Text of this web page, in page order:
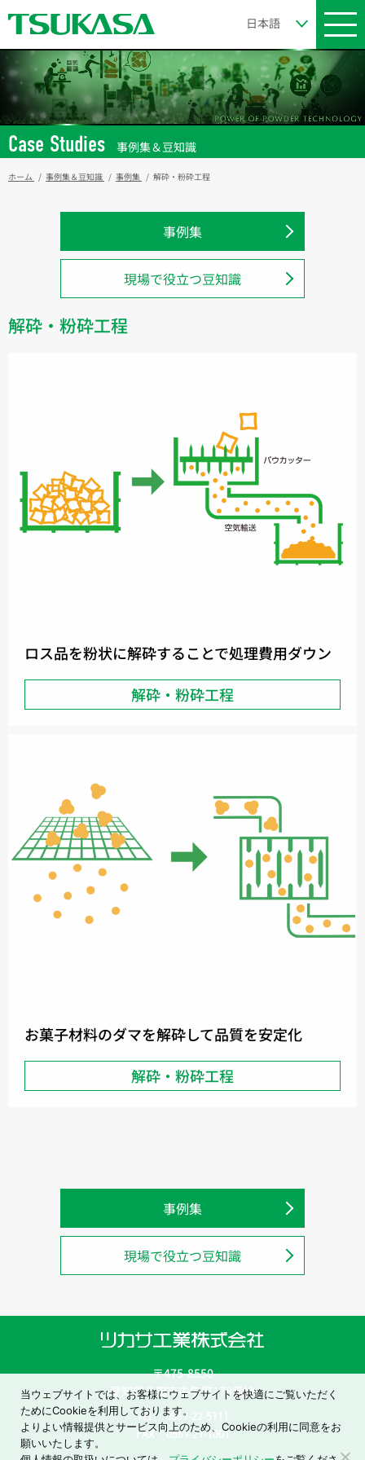
Case Studies 事例集＆豆知識
ホーム 事例集＆豆知識 事例集 解砕・粉砕工程
事例集
現場で役立つ豆知識
解砕・粉砕工程
ロス品を粉状に解砕することで処理費用ダウン
解砕・粉砕工程
お菓子材料のダマを解砕して品質を安定化
解砕・粉砕工程
事例集
現場で役立つ豆知識
当ウェブサイトでは、お客様にウェブサイトを快適にご覧いただく
ためにCookieを利用しております。
よりよい情報提供とサービス向上のため、Cookieの利用に同意をお
願いいたします。
〒475-8550
愛知県半田市中午町178番地
TEL：0569-22-5111
FAX：0569-21-1001